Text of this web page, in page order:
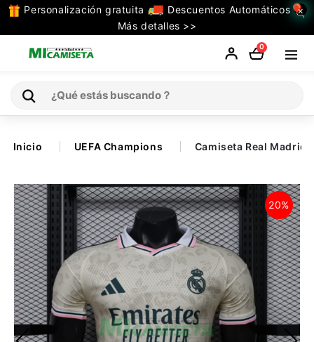
Personalización gratuita
Descuentos Automáticos
Más detalles >>
×
0
TODAS
LAS
CATEGORIAS
Retro
La Liga
Ligue 1
Serie A
Premier League
Inicio UEFA Champions Camiseta Real Madrid
20%